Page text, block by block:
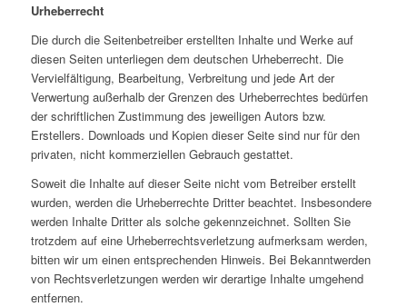
Urheberrecht
Die durch die Seitenbetreiber erstellten Inhalte und Werke auf
diesen Seiten unterliegen dem deutschen Urheberrecht. Die
Vervielfältigung, Bearbeitung, Verbreitung und jede Art der
Verwertung außerhalb der Grenzen des Urheberrechtes bedürfen
der schriftlichen Zustimmung des jeweiligen Autors bzw.
Erstellers. Downloads und Kopien dieser Seite sind nur für den
privaten, nicht kommerziellen Gebrauch gestattet.
Soweit die Inhalte auf dieser Seite nicht vom Betreiber erstellt
wurden, werden die Urheberrechte Dritter beachtet. Insbesondere
werden Inhalte Dritter als solche gekennzeichnet. Sollten Sie
trotzdem auf eine Urheberrechtsverletzung aufmerksam werden,
bitten wir um einen entsprechenden Hinweis. Bei Bekanntwerden
von Rechtsverletzungen werden wir derartige Inhalte umgehend
entfernen.